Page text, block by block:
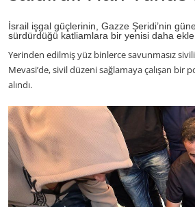
İsrail işgal güçlerinin, Gazze Şeridi’nin
sürdürdüğü katliamlara bir yenisi daha
Yerinden edilmiş yüz binlerce savunmasız
Mevasi’de, sivil düzeni sağlamaya çalışan bir
alındı.